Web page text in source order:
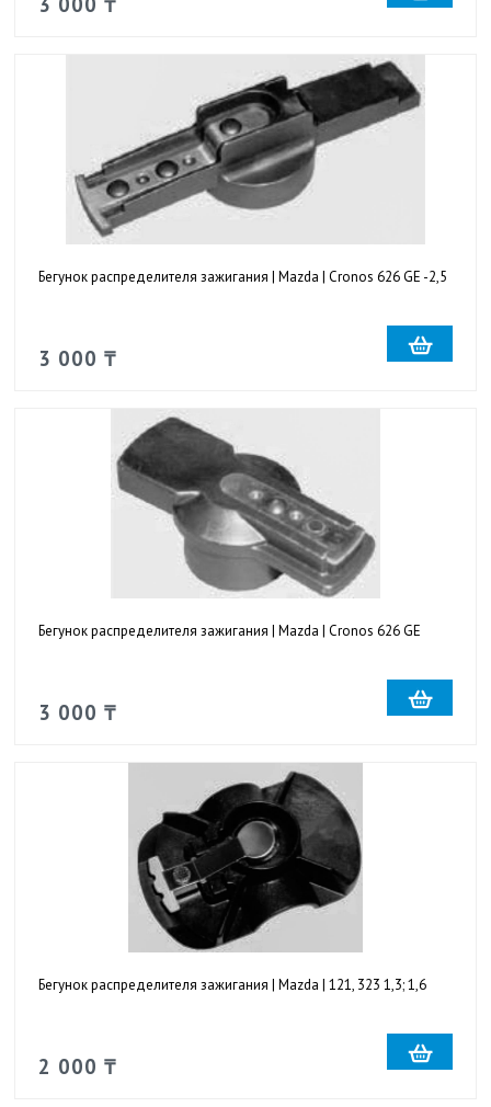
Бегунок распределителя зажигания | Mazda | Cronos 626 GE -2,5
3 000 ₸
Бегунок распределителя зажигания | Mazda | Cronos 626 GE
3 000 ₸
Бегунок распределителя зажигания | Mazda | 121, 323 1,3; 1,6
2 000 ₸